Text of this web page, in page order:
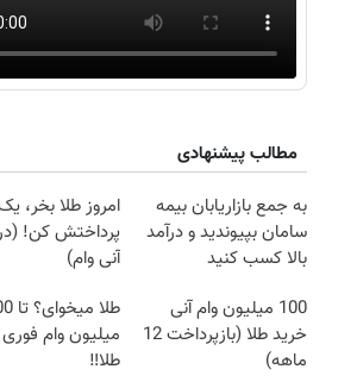
مطالب پیشنهادی
به جمع بازاریابان بیمه
سامان بپیوندید و درآمد
بالا کسب کنید
امروز طلا بخر،
پرداختش کن!
آنی وام)
100 میلیون وام آنی
خرید طلا (بازپرداخت 12
ماهه)
طلا
میلیون وام
طلا‼️